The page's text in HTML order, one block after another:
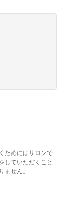
ためにはサロンで
していただくこと
せん。